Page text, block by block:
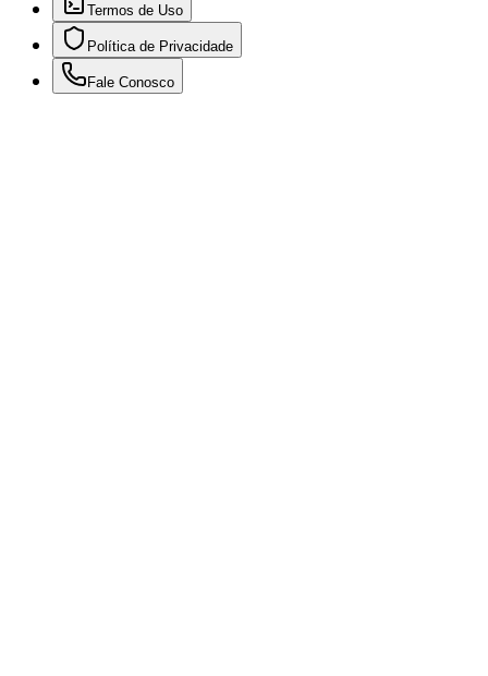
Termos de Uso
Política de Privacidade
Fale Conosco